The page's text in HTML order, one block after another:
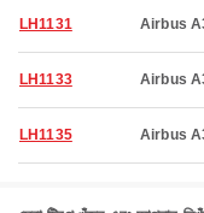
LH1131 Airbus
LH1133 Airbus
LH1135 Airbus